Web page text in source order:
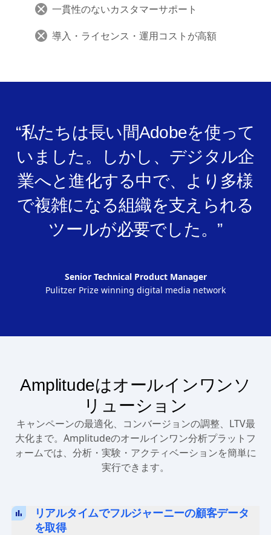
データガバナンスが欠如
一貫性のないカスタマーサポート
“私たちは長い間Adobeを使って
いました。しかし、デジタル企
業へと進化する中で、より多様
で複雑になる組織を支えられる
Amplitudeはオールインワンソ
リューション
キャンペーンの最適化、コンバージョンの調整、LTV最
大化まで。Amplitudeのオールインワン分析プラットフ